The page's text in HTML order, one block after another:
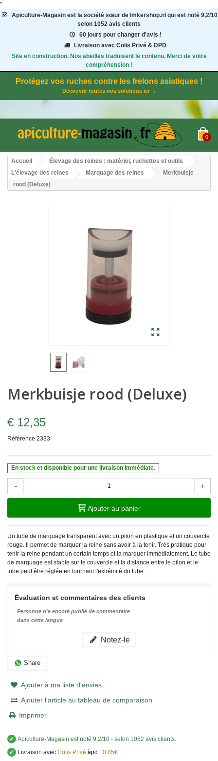
"
Apiculture-Magasinest la société sœur de Imkershop.nl qui est noté 9,2/10
selon 1052 avis clients
60 jours pour changer d'avis !
Livraison avec Colis Privé & DPD
Site en construction. Nos abeilles traduisent le contenu. Merci de votre
compréhension !
Protégez vos ruches contre les frelons asiatiques !
Découvrir toutes nos solutions ici →
0
Accueil
Élevage des reines : matériel, ruchettes et outils
L'élevage des reines
Marquage des reines
Merkbuisje
rood (Deluxe)
Merkbuisje rood (Deluxe)
€ 12,35
Référence 2333
En stock et disponible pour une livraison immédiate.
- +
Ajouter au panier
Un tube de marquage transparent avec un pilon en plastique et un couvercle
rouge. Il permet de marquer la reine sans avoir à la tenir. Très pratique pour
tenir la reine pendant un certain temps et la marquer immédiatement. Le tube
de marquage est stable sur le couvercle et la distance entre le pilon et le
tube peut être réglée en tournant l'extrémité du tube.
Évaluation et commentaires des clients
Personne n'a encore publié de commentaire
dans cette langue
Notez-le
Share
Ajouter à ma liste d'envies
Ajouter l'article au tableau de comparaison
Imprimer
✔ Apiculture-Magasin est noté 9.2/10 - selon 1052 avis clients
✔
Livraison avec Colis Privé àpd 10,85€